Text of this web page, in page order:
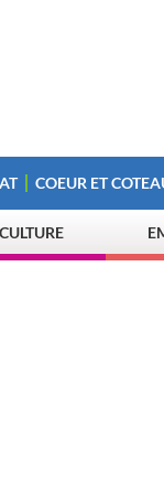
COEUR ET